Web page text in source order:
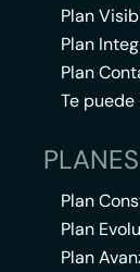
Plan
Plan
Plan
Te
Plan
Plan
Plan